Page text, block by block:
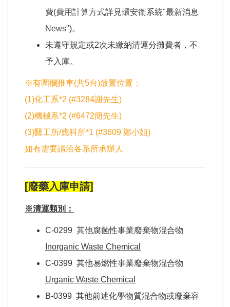
費(費用計算方式詳見環安衛系統"最新消息
News")。
未遵守規定或2次未繳納清運分攤費者，不
予入庫。
※有圍欄推車(共5台)放置位置：
(1)化工系*2 (#3284謝先生)
(2)機械系*2 (#6472簡先生)
(3)醫工所/應科所*1 (#3609 鄭小姐)
如有需要請洽各系所承辦人
[廢藥入庫申請]
※清運類別：
C-0299 其他腐蝕性事業廢棄物混合物
Inorganic Waste Chemical
C-0399 其他易燃性事業廢棄物混合物
Urganic Waste Chemical
B-0399 其他前述化學物質混合物或廢棄容